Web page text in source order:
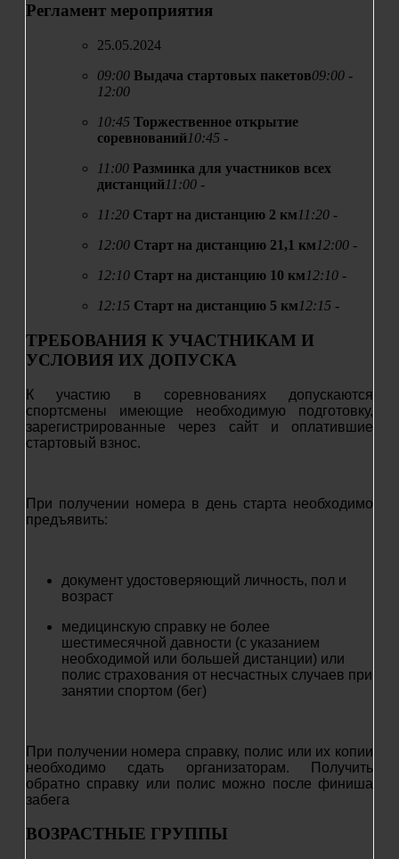
Регламент мероприятия
25.05.2024
09:00 Выдача стартовых пакетов09:00 -
12:00
10:45 Торжественное открытие
соревнований10:45 -
11:00 Разминка для участников всех
дистанций11:00 -
11:20 Старт на дистанцию 2 км 11:20 -
12:00 Старт на дистанцию 21,1 км 12:00 -
12:10 Старт на дистанцию 10 км 12:10 -
12:15 Старт на дистанцию 5 км 12:15 -
ТРЕБОВАНИЯ К УЧАСТНИКАМ И
УСЛОВИЯ ИХ ДОПУСКА
К участию в соревнованиях допускаются
спортсмены имеющие необходимую подготовку,
зарегистрированные через сайт и оплатившие
стартовый взнос.
При получении номера в день старта необходимо
предъявить:
документ удостоверяющий личность, пол и
возраст
медицинскую справку не более
шестимесячной давности (с указанием
необходимой или большей дистанции) или
полис страхования от несчастных случаев при
занятии спортом (бег)
При получении номера справку, полис или их копии
необходимо сдать организаторам. Получить
обратно справку или полис можно после финиша
забега
ВОЗРАСТНЫЕ ГРУППЫ